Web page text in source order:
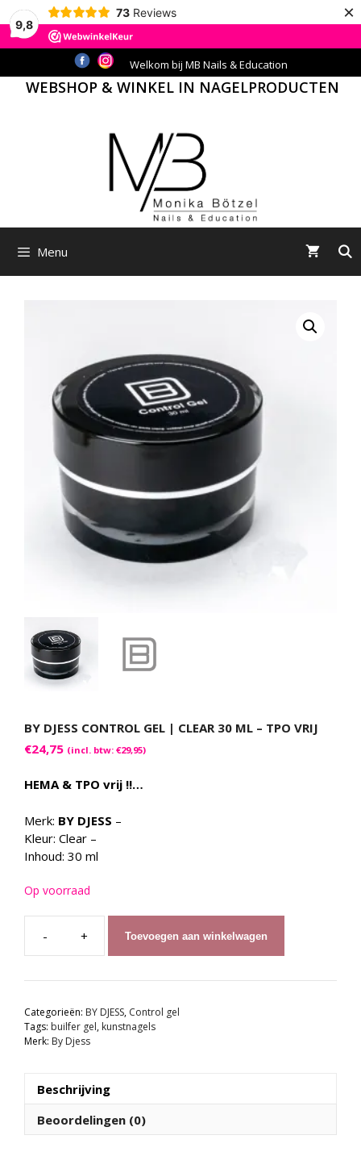
9,8
73 Reviews ×
naar
Welkom bij MB Nails & Education
WEBSHOP & WINKEL IN NAGELPRODUCTEN
Menu
BY DJESS CONTROL GEL | CLEAR 30 ML – TPO VRIJ
€24,75 (incl. btw: €29,95)
HEMA & TPO vrij !!…
Merk: BY DJESS –
Kleur: Clear –
Inhoud: 30 ml
Op voorraad
Djess
Control
|
Clear
-
TPO
vrij
aantal
Toevoegen aan winkelwagen
Categorieën: BY DJESS, Control gel
Tags: builfer gel, kunstnagels
Merk: By Djess
Beschrijving
Beoordelingen (0)